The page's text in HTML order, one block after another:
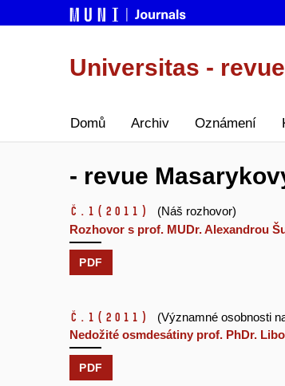
Universitas -
Domů Archiv Oznámení
- revue
č.1 (2011)
(Náš rozhovor)
Rozhovor s prof. MUDr. Alexandrou
PDF
č.1 (2011)
(Významné osobnosti
Nedožité osmdesátiny prof. PhDr.
PDF